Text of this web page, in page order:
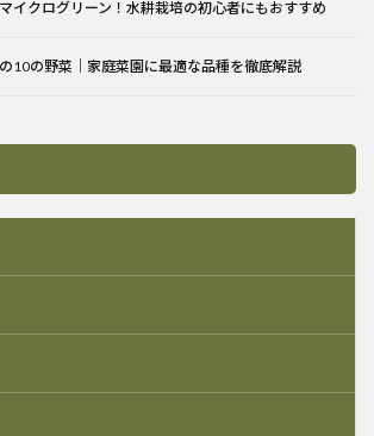
イクログリーン！水耕栽培の初心者にもおすすめ
10の野菜｜家庭菜園に最適な品種を徹底解説